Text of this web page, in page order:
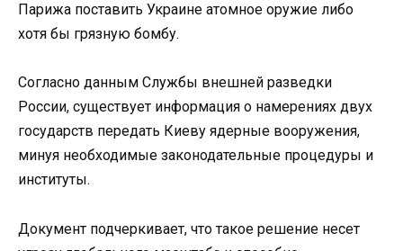
Парижа поставить Украине атомное оружие либо
хотя бы грязную бомбу.
Согласно данным Службы внешней разведки
России, существует информация о намерениях двух
государств передать Киеву ядерные вооружения,
минуя необходимые законодательные процедуры и
институты.
Документ подчеркивает, что такое решение несет